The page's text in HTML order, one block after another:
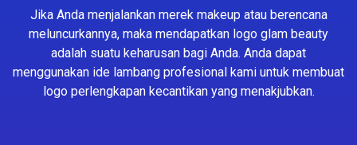
Jika Anda menjalankan merek makeup atau berencana
meluncurkannya, maka mendapatkan logo glam beauty
adalah suatu keharusan bagi Anda. Anda dapat
menggunakan ide lambang profesional kami untuk membuat
logo perlengkapan kecantikan yang menakjubkan.